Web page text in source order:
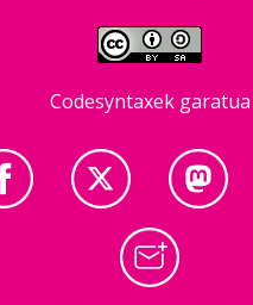
Codesyntaxek garatua